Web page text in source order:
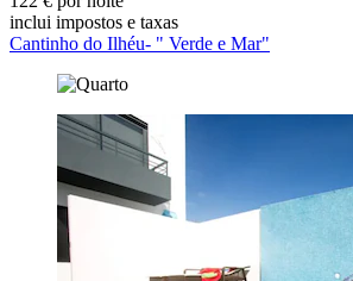
inclui impostos e taxas
Cantinho do Ilhéu- " Verde e Mar"